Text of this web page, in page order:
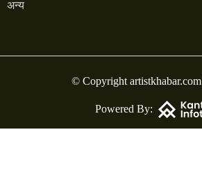
अन्य
© Copyright
Powered By: